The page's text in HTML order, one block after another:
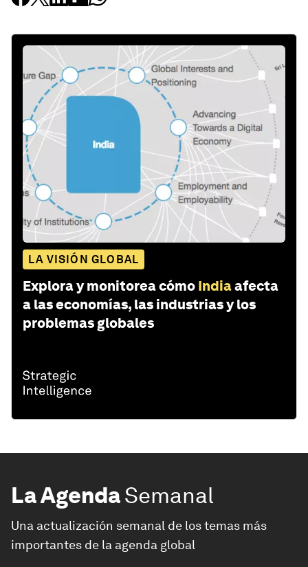
LA VISIÓN GLOBAL
Explora y monitorea cómo Indiaafecta
a las economías, las industrias y los
problemas globales
La AgendaSemanal
Una actualización semanal de los temas más
importantes de la agenda global